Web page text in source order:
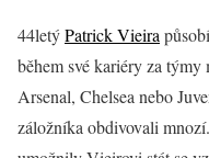
44letýPatrick Vieira
během své kariéry za
Arsenal, Chelsea nebo
záložníka obdivovali